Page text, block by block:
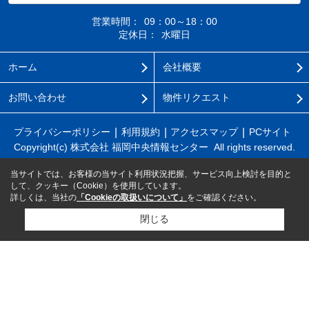
営業時間：
09：00～18：00
定休日：
水曜日
ホーム 会社概要
お問い合わせ 物件リクエスト
プライバシーポリシー 利用規約 アクセスマップ
PCサイト
Copyright(c) 株式会社 福岡中央情報センター All rights reserved.
当サイトでは、お客様の当サイト利用状況把握、サービス向上検討を目的と
して、クッキー（Cookie）を使用しています。
詳しくは、当社の 「Cookieの取扱いについて」 をご確認ください。
閉じる